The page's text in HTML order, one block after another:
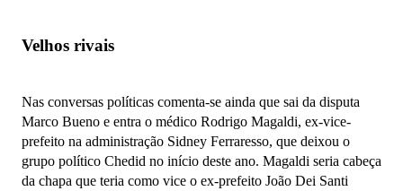
Velhos rivais
Nas conversas políticas comenta-se ainda que sai da disputa
Marco Bueno e entra o médico Rodrigo Magaldi, ex-vice-
prefeito na administração Sidney Ferraresso, que deixou o
grupo político Chedid no início deste ano. Magaldi seria cabeça
da chapa que teria como vice o ex-prefeito João Dei Santi